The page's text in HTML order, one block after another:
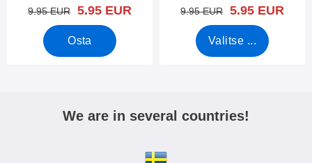
vanha hinta
9.95 EUR uusi hinta
5.95 EUR
Osta
vanha hinta
9.95 EUR uusi hinta
5.95 EUR
Valitse ...
We are in several countries!